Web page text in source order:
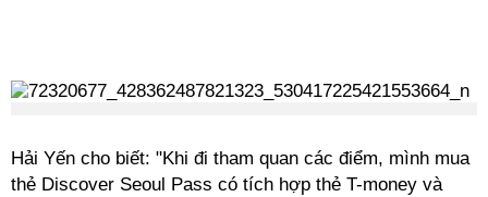
Hải Yến cho biết: "Khi đi tham quan các điểm, mình mua
thẻ Discover Seoul Pass có tích hợp thẻ T-money và